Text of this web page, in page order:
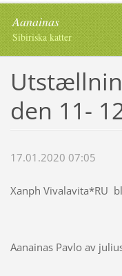
Aanainas
Sibiriska katter
den 11-
17.01.2020 07:05
Xanph Vivalavita*RU
Aanainas Pavlo av